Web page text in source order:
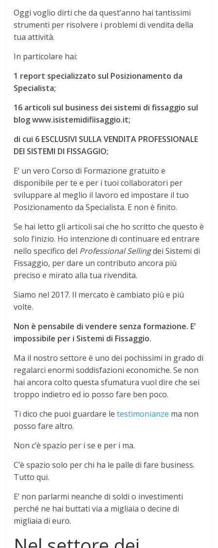
Oggi voglio dirti che da quest’anno hai tantissimi
strumenti per risolvere i problemi di vendita della
tua attività.
In particolare hai:
1 report specializzato sul Posizionamento da
Specialista;
16 articoli sul business dei sistemi di fissaggio sul
blog www.isistemidifiisaggio.it;
di cui 6 ESCLUSIVI SULLA VENDITA PROFESSIONALE
DEI SISTEMI DI FISSAGGIO;
E’ un vero Corso di Formazione gratuito e
disponibile per te e per i tuoi collaboratori per
sviluppare al meglio il lavoro ed impostare il tuo
Posizionamento da Specialista. E non è finito.
Se hai letto gli articoli sai che ho scritto che questo è
solo l’inizio. Ho intenzione di continuare ed entrare
nello specifico del Professional Sellingdei Sistemi di
Fissaggio, per dare un contributo ancora più
preciso e mirato alla tua rivendita.
Siamo nel 2017. Il mercato è cambiato più e più
volte.
Non è pensabile di vendere senza formazione. E’
impossibile per i Sistemi di Fissaggio.
Ma il nostro settore è uno dei pochissimi in grado di
regalarci enormi soddisfazioni economiche. Se non
hai ancora colto questa sfumatura vuol dire che sei
troppo indietro ed io posso fare ben poco.
Ti dico che puoi guardare letestimonianze ma non
posso fare altro.
Non c’è spazio per i se e per i ma.
C’è spazio solo per chi ha le palle di fare business.
Tutto qui.
E’ non parlarmi neanche di soldi o investimenti
perché ne hai buttati via a migliaia o decine di
migliaia di euro.